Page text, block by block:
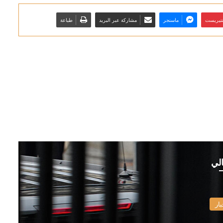
ماسنجر مشاركة عبر البريد طباعة